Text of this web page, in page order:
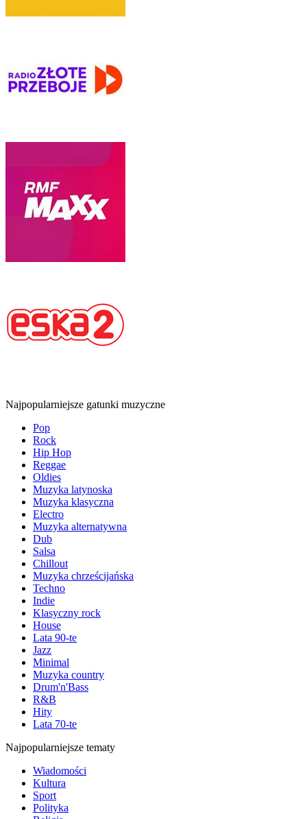
Najpopularniejsze gatunki muzyczne
Pop
Rock
Hip Hop
Reggae
Oldies
Muzyka latynoska
Muzyka klasyczna
Electro
Muzyka alternatywna
Dub
Salsa
Chillout
Muzyka chrześcijańska
Techno
Indie
Klasyczny rock
House
Lata 90-te
Jazz
Minimal
Muzyka country
Drum'n'Bass
R&B
Hity
Lata 70-te
Najpopularniejsze tematy
Wiadomości
Kultura
Sport
Polityka